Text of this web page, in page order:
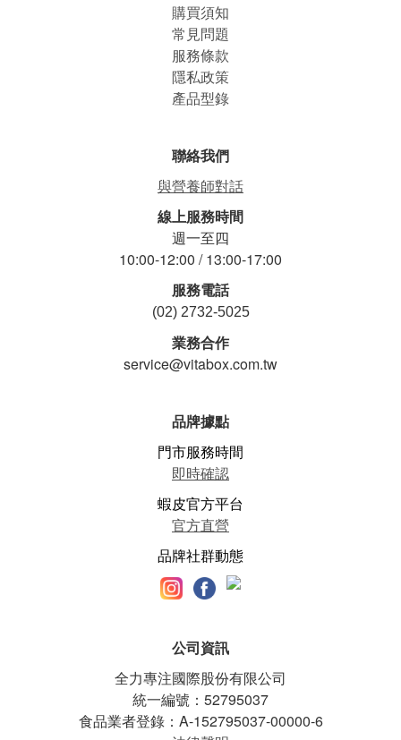
購買須知
常見問題
服務條款
隱私政策
產品型錄
聯絡我們
與營養師對話
線上服務時間
週一至四
10:00-12:00 / 13:00-17:00
服務電話
(02) 2732-5025
業務合作
service@vitabox.com.tw
品牌據點
門市服務時間
即時確認
蝦皮官方平台
官方直營
品牌社群動態
公司資訊
全力專注國際股份有限公司
統一編號：52795037
食品業者登錄：A-152795037-00000-6